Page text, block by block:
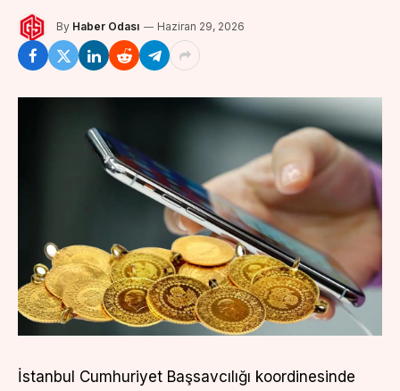
By Haber Odası Haziran 29, 2026
İstanbul Cumhuriyet Başsavcılığı koordinesinde